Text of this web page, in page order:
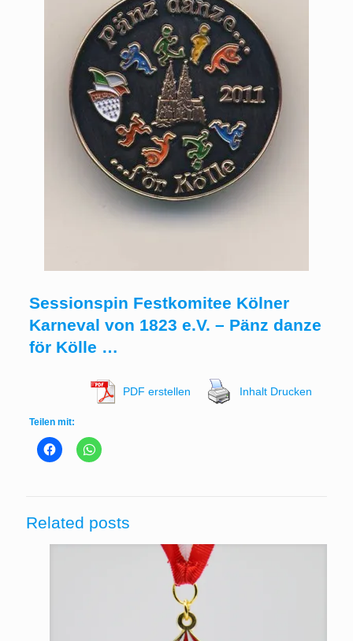
Sessionspin Festkomitee Kölner
Karneval von 1823 e.V. – Pänz danze
för Kölle …
PDF erstellen Inhalt Drucken
Teilen mit:
Related posts